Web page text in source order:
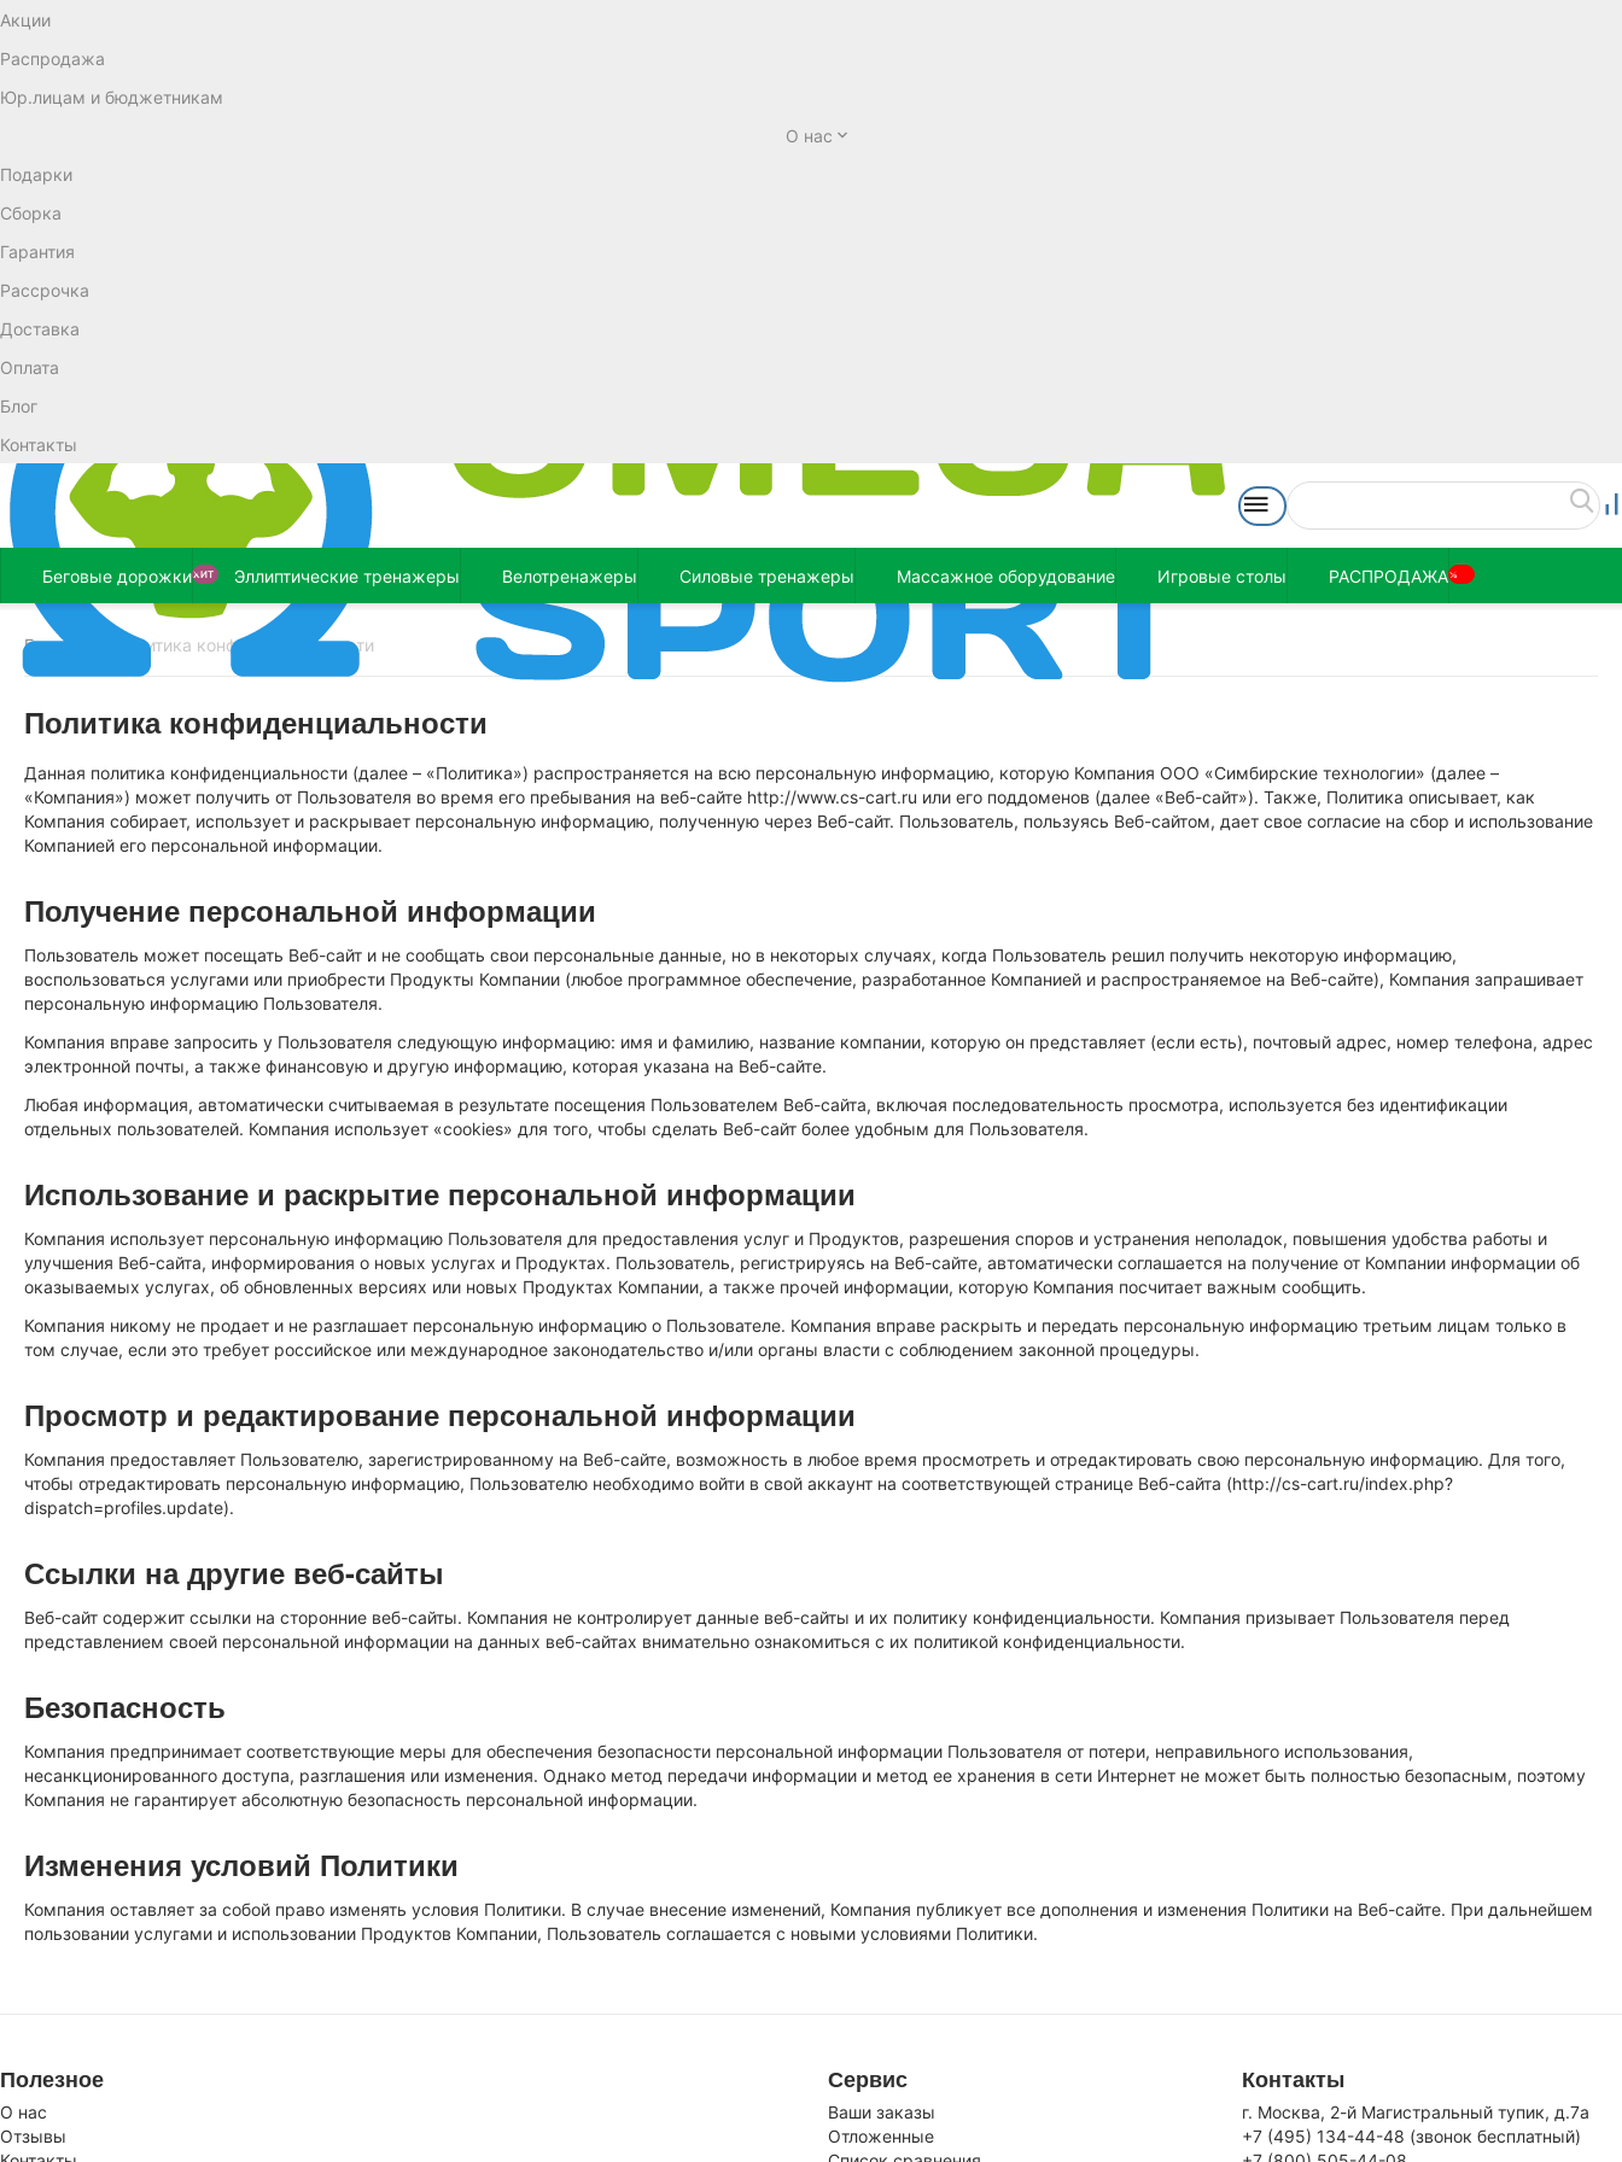
Акции
Распродажа
Юр.лицам и бюджетникам
О нас
Подарки
Сборка
Гарантия
Рассрочка
Доставка
Оплата
Блог
Контакты
Беговые дорожкиХИТ Эллиптические тренажеры Велотренажеры Силовые тренажеры Массажное оборудование Игровые столы РАСПРОДАЖА%
Главная Политика конфиденциальности
Политика конфиденциальности
Данная политика конфиденциальности (далее – «Политика») распространяется на всю персональную информацию, которую Компания ООО «Симбирские технологии» (далее –
«Компания») может получить от Пользователя во время его пребывания на веб-сайте http://www.cs-cart.ru или его поддоменов (далее «Веб-сайт»). Также, Политика описывает, как
Компания собирает, использует и раскрывает персональную информацию, полученную через Веб-сайт. Пользователь, пользуясь Веб-сайтом, дает свое согласие на сбор и использование
Компанией его персональной информации.
Получение персональной информации
Пользователь может посещать Веб-сайт и не сообщать свои персональные данные, но в некоторых случаях, когда Пользователь решил получить некоторую информацию,
воспользоваться услугами или приобрести Продукты Компании (любое программное обеспечение, разработанное Компанией и распространяемое на Веб-сайте), Компания запрашивает
персональную информацию Пользователя.
Компания вправе запросить у Пользователя следующую информацию: имя и фамилию, название компании, которую он представляет (если есть), почтовый адрес, номер телефона, адрес
электронной почты, а также финансовую и другую информацию, которая указана на Веб-сайте.
Любая информация, автоматически считываемая в результате посещения Пользователем Веб-сайта, включая последовательность просмотра, используется без идентификации
отдельных пользователей. Компания использует «cookies» для того, чтобы сделать Веб-сайт более удобным для Пользователя.
Использование и раскрытие персональной информации
Компания использует персональную информацию Пользователя для предоставления услуг и Продуктов, разрешения споров и устранения неполадок, повышения удобства работы и
улучшения Веб-сайта, информирования о новых услугах и Продуктах. Пользователь, регистрируясь на Веб-сайте, автоматически соглашается на получение от Компании информации об
оказываемых услугах, об обновленных версиях или новых Продуктах Компании, а также прочей информации, которую Компания посчитает важным сообщить.
Компания никому не продает и не разглашает персональную информацию о Пользователе. Компания вправе раскрыть и передать персональную информацию третьим лицам только в
том случае, если это требует российское или международное законодательство и/или органы власти с соблюдением законной процедуры.
Просмотр и редактирование персональной информации
Компания предоставляет Пользователю, зарегистрированному на Веб-сайте, возможность в любое время просмотреть и отредактировать свою персональную информацию. Для того,
чтобы отредактировать персональную информацию, Пользователю необходимо войти в свой аккаунт на соответствующей странице Веб-сайта (http://cs-cart.ru/index.php?
dispatch=profiles.update).
Ссылки на другие веб-сайты
Веб-сайт содержит ссылки на сторонние веб-сайты. Компания не контролирует данные веб-сайты и их политику конфиденциальности. Компания призывает Пользователя перед
представлением своей персональной информации на данных веб-сайтах внимательно ознакомиться с их политикой конфиденциальности.
Безопасность
Компания предпринимает соответствующие меры для обеспечения безопасности персональной информации Пользователя от потери, неправильного использования,
несанкционированного доступа, разглашения или изменения. Однако метод передачи информации и метод ее хранения в сети Интернет не может быть полностью безопасным, поэтому
Компания не гарантирует абсолютную безопасность персональной информации.
Изменения условий Политики
Компания оставляет за собой право изменять условия Политики. В случае внесение изменений, Компания публикует все дополнения и изменения Политики на Веб-сайте. При дальнейшем
пользовании услугами и использовании Продуктов Компании, Пользователь соглашается с новыми условиями Политики.
Полезное
О нас
Отзывы
Сервис
Ваши заказы
Отложенные
Контакты
г. Москва, 2-й Магистральный тупик, д.7a
+7 (495) 134-44-48 (звонок бесплатный)